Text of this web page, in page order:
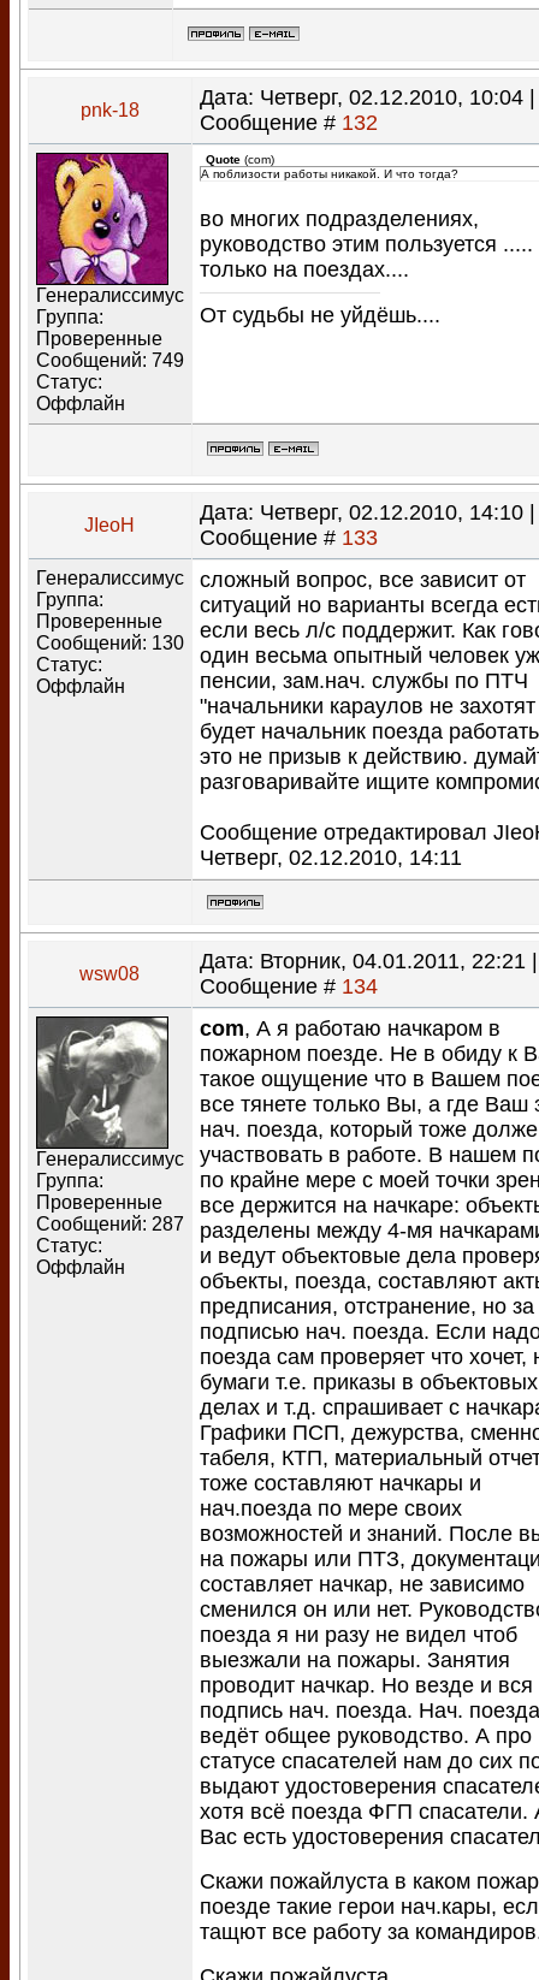
pnk-18
Дата: Четверг, 02.12.2010, 10:04 |
Сообщение # 132
Генералиссимус
Группа:
Проверенные
Сообщений: 749
Статус:
Оффлайн
Quote (com)
А поблизости работы никакой. И что тогда?
во многих подразделениях,
руководство этим пользуется
только на поездах....
От судьбы не уйдёшь....
JIeoH
Дата: Четверг, 02.12.2010, 14:10 |
Сообщение # 133
Генералиссимус
Группа:
Проверенные
Сообщений: 130
Статус:
Оффлайн
сложный вопрос, все зависит от
ситуаций но варианты всегда
если весь л/с поддержит. Как
один весьма опытный человек
пенсии, зам.нач. службы по ПТЧ
"начальники караулов не
будет начальник поезда
это не призыв к действию.
разговаривайте ищите
Сообщение отредактировал
Четверг, 02.12.2010, 14:11
wsw08
Дата: Вторник, 04.01.2011, 22:21 |
Сообщение # 134
Генералиссимус
Группа:
Проверенные
Сообщений: 287
Статус:
Оффлайн
com, А я работаю начкаром в
пожарном поезде. Не в обиду к
такое ощущение что в Вашем
все тянете только Вы, а где Ваш
нач. поезда, который тоже
участвовать в работе. В нашем
по крайне мере с моей точки
все держится на начкаре:
разделены между 4-мя
и ведут объектовые дела
объекты, поезда, составляют
предписания, отстранение, но за
подписью нач. поезда. Если
поезда сам проверяет что хочет,
бумаги т.е. приказы в объектовых
делах и т.д. спрашивает с
Графики ПСП, дежурства,
табеля, КТП, материальный
тоже составляют начкары и
нач.поезда по мере своих
возможностей и знаний. После
на пожары или ПТЗ,
составляет начкар, не зависимо
сменился он или нет.
поезда я ни разу не видел чтоб
выезжали на пожары. Занятия
проводит начкар. Но везде и вся
подпись нач. поезда. Нач. поезда
ведёт общее руководство. А про
статусе спасателей нам до сих
выдают удостоверения
хотя всё поезда ФГП спасатели.
Вас есть удостоверения
Скажи пожайлуста в каком
поезде такие герои нач.кары,
тащют все работу за